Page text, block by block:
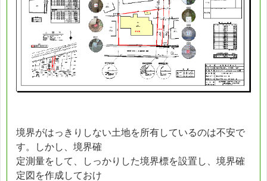
境界がはっきりしない土地を所有しているのは不安で
す。しかし、境界確
定測量をして、しっかりした境界標を設置し、境界確
定図を作成しておけ